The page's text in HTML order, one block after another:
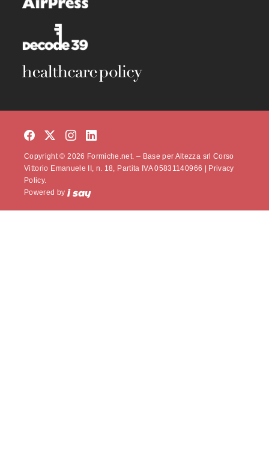
Copyright © 2026 Formiche.net. – Base per Altezza srl Corso
Vittorio Emanuele II, n. 18, Partita IVA 05831140966 |
Privacy
Policy.
Powered by